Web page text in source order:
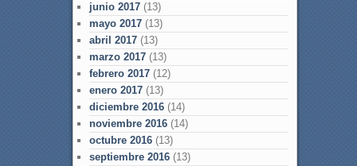
junio 2017(13)
mayo 2017(13)
abril 2017(13)
marzo 2017(13)
febrero 2017(12)
enero 2017(13)
diciembre 2016(14)
noviembre 2016(14)
octubre 2016(13)
septiembre 2016(13)